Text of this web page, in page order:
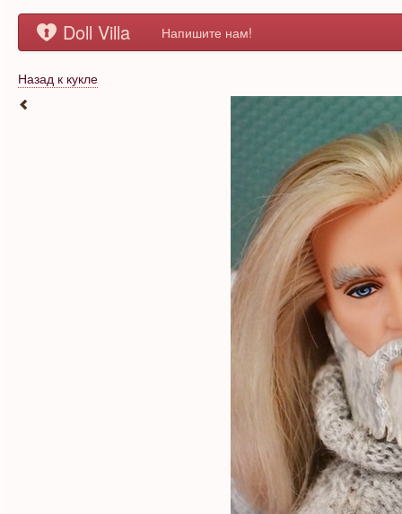
Doll Villa Напишите нам!
Назад к кукле